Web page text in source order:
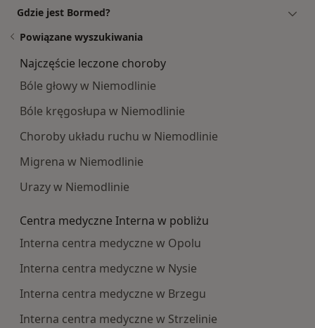
Gdzie jest Bormed?
Powiązane wyszukiwania
Najczęście leczone choroby
Bóle głowy w Niemodlinie
Bóle kręgosłupa w Niemodlinie
Choroby układu ruchu w Niemodlinie
Migrena w Niemodlinie
Urazy w Niemodlinie
Centra medyczne Interna w pobliżu
Interna centra medyczne w Opolu
Interna centra medyczne w Nysie
Interna centra medyczne w Brzegu
Interna centra medyczne w Strzelinie